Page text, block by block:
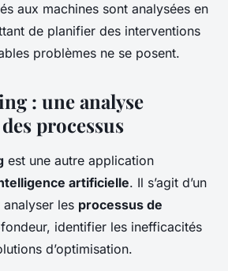
aux machines sont analysées en
de planifier des interventions
problèmes ne se posent.
: une analyse
processus
est une autre application
artificielle. Il s’agit d’un
les processus de
identifier les inefficacités
d’optimisation.